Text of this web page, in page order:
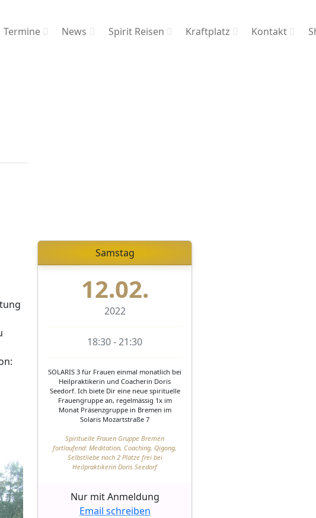
Termine News Spirit Reisen Kraftplatz Kontakt
Samstag
12.02.
2022
18:30 - 21:30
SOLARIS 3 für Frauen einmal monatlich bei
Heilpraktikerin und Coacherin Doris
Seedorf. Ich biete Dir eine neue spirituelle
Frauengruppe an, regelmässig 1x im
Monat Präsenzgruppe in Bremen im
Solaris Mozartstraße 7
Spirituelle Frauen Gruppe Bremen
fortlaufend: Meditation, Coaching, Qigong,
Selbstliebe noch 2 Plätze frei bei
Heilpraktikerin Doris Seedorf
Nur mit Anmeldung
Email schreiben